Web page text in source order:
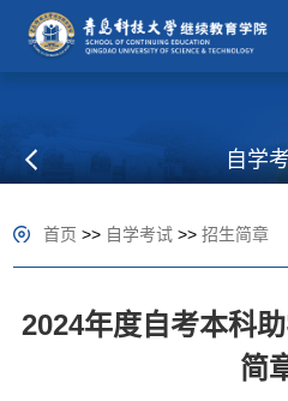
自学
首页 >> 自学考试 >>招生简章
2024年度自考本科
简